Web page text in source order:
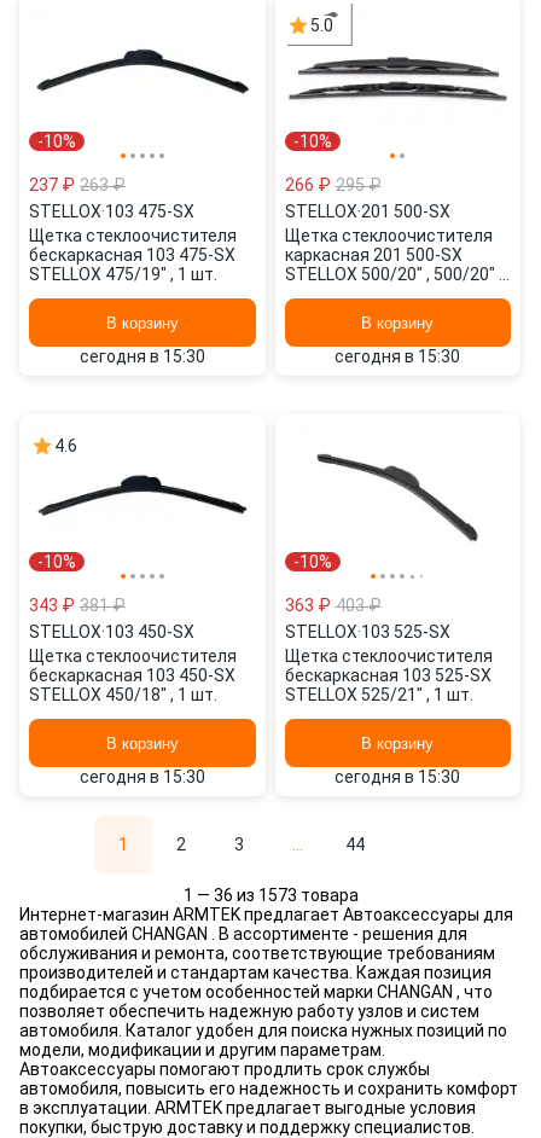
-10%
237 ₽ 263 ₽
STELLOX·103 475-SX
Щетка стеклоочистителя
бескаркасная 103 475-SX
STELLOX 475/19" , 1 шт.
В корзину
сегодня в 15:30
5.0
-10%
266 ₽ 295 ₽
STELLOX·201 500-SX
Щетка стеклоочистителя
каркасная 201 500-SX
STELLOX 500/20" , 500/20" 2
В корзину
сегодня в 15:30
4.6
-10%
343 ₽ 381 ₽
STELLOX·103 450-SX
Щетка стеклоочистителя
бескаркасная 103 450-SX
STELLOX 450/18" , 1 шт.
В корзину
сегодня в 15:30
-10%
363 ₽ 403 ₽
STELLOX·103 525-SX
Щетка стеклоочистителя
бескаркасная 103 525-SX
STELLOX 525/21" , 1 шт.
В корзину
сегодня в 15:30
1 2 3 44
1 — 36 из 1573 товара
Интернет-магазин ARMTEK предлагает Автоаксессуары для
автомобилей CHANGAN . В ассортименте - решения для
обслуживания и ремонта, соответствующие требованиям
производителей и стандартам качества. Каждая позиция
подбирается с учетом особенностей марки CHANGAN , что
позволяет обеспечить надежную работу узлов и систем
автомобиля. Каталог удобен для поиска нужных позиций по
модели, модификации и другим параметрам.
Автоаксессуары помогают продлить срок службы
автомобиля, повысить его надежность и сохранить комфорт
в эксплуатации. ARMTEK предлагает выгодные условия
покупки, быструю доставку и поддержку специалистов.